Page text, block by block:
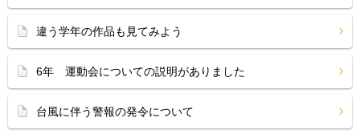
違う学年の作品も見てみよう
6年 運動会についての説明がありました
台風に伴う警報の発令について